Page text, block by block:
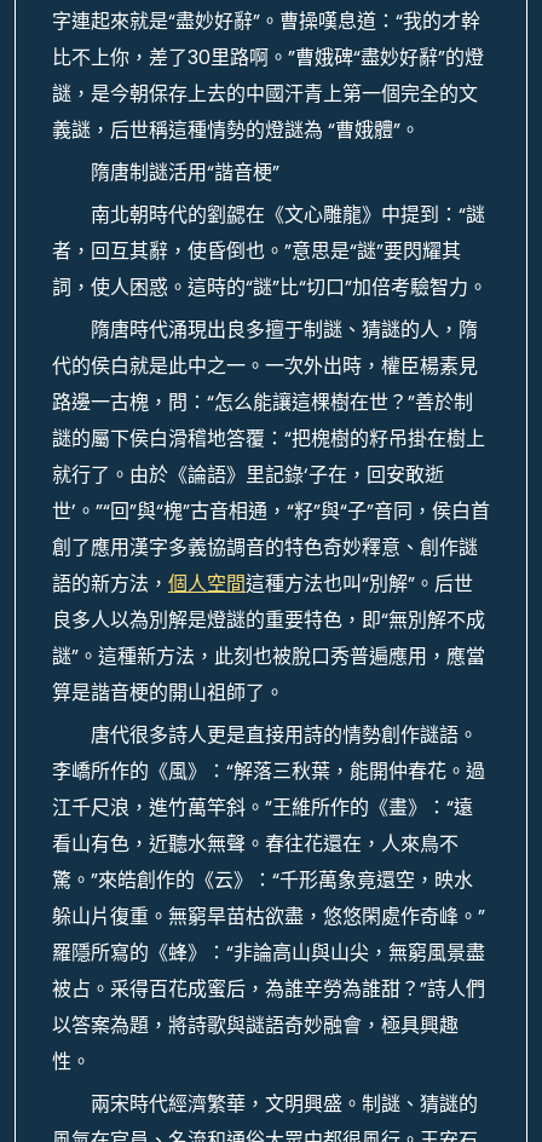
字連起來就是“盡妙好辭”。曹操嘆息道：“我的才幹
比不上你，差了30里路啊。”曹娥碑“盡妙好辭”的燈
謎，是今朝保存上去的中國汗青上第一個完全的文
義謎，后世稱這種情勢的燈謎為 “曹娥體”。
隋唐制謎活用“諧音梗”
南北朝時代的劉勰在《文心雕龍》中提到：“謎
者，回互其辭，使昏倒也。”意思是“謎”要閃耀其
詞，使人困惑。這時的“謎”比“切口”加倍考驗智力。
隋唐時代涌現出良多擅于制謎、猜謎的人，隋
代的侯白就是此中之一。一次外出時，權臣楊素見
路邊一古槐，問：“怎么能讓這棵樹在世？”善於制
謎的屬下侯白滑稽地答覆：“把槐樹的籽吊掛在樹上
就行了。由於《論語》里記錄‘子在，回安敢逝
世’。”“回”與“槐”古音相通，“籽”與“子”音同，侯白首
創了應用漢字多義協調音的特色奇妙釋意、創作謎
語的新方法， 個人空間這種方法也叫“別解”。后世
良多人以為別解是燈謎的重要特色，即“無別解不成
謎”。這種新方法，此刻也被脫口秀普遍應用，應當
算是諧音梗的開山祖師了。
唐代很多詩人更是直接用詩的情勢創作謎語。
李嶠所作的《風》：“解落三秋葉，能開仲春花。過
江千尺浪，進竹萬竿斜。”王維所作的《畫》：“遠
看山有色，近聽水無聲。春往花還在，人來鳥不
驚。”來皓創作的《云》：“千形萬象竟還空，映水
躲山片復重。無窮旱苗枯欲盡，悠悠閑處作奇峰。”
羅隱所寫的《蜂》：“非論高山與山尖，無窮風景盡
被占。采得百花成蜜后，為誰辛勞為誰甜？”詩人們
以答案為題，將詩歌與謎語奇妙融會，極具興趣
性。
兩宋時代經濟繁華，文明興盛。制謎、猜謎的